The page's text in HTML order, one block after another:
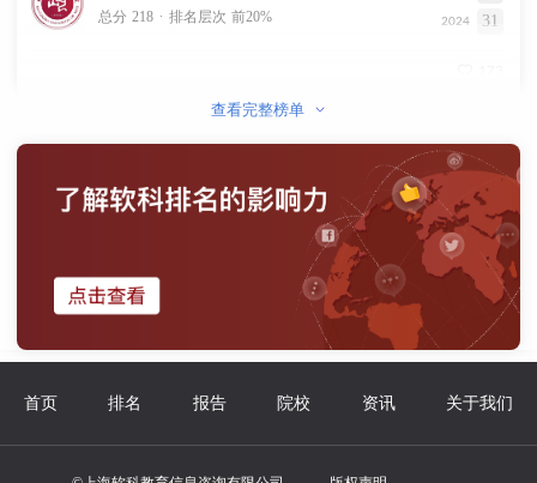
总分 218 . 排名层次 前20% 2024 31
查看完整榜单
首页 排名 报告 院校 资讯 关于我们